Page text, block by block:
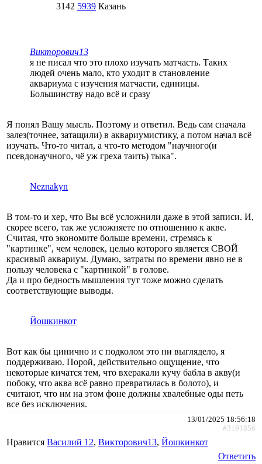
3142 5939 Казань
Викторович13
я не писал что это плохо изучать матчасть. Таких
людей очень мало, кто уходит в становление
аквариума с изучения матчасти, единицы.
Большинству надо всë и сразу
Я понял Вашу мысль. Поэтому и ответил. Ведь сам сначала
залез(точнее, затащили) в аквариумистику, а потом начал всё
изучать. Что-то читал, а что-то методом "научного(и
псевдонаучного, чё уж греха таить) тыка".
Neznakyn
В том-то и хер, что Вы всё усложнили даже в этой записи. И,
скорее всего, так же усложняете по отношению к акве.
Считая, что экономите больше времени, стремясь к
"картинке", чем человек, целью которого является СВОЙ
красивый аквариум. Думаю, затраты по времени явно не в
пользу человека с "картинкой" в голове.
Да и про бедность мышления тут тоже можно сделать
соответствующие выводы.
Йошкинкот
Вот как бы цинично и с подколом это ни выглядело, я
поддерживаю. Порой, действительно ощущение, что
некоторые кичатся тем, что вхеракали кучу бабла в акву(и
побоку, что аква всё равно превратилась в болото), и
считают, что им на этом фоне должны хвалебные оды петь
все без исключения.
13/01/2025 18:56:18
#3191856
Нравится Василий 12, Викторович13, Йошкинкот
Ответить